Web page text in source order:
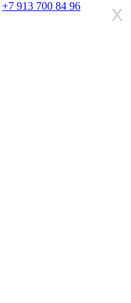
+7 913 700 84 96
X
X
X